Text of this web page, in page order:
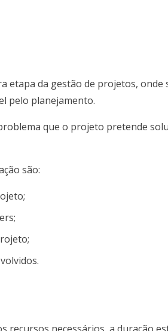
etapa da gestão de projetos, onde
pelo planejamento.
que o projeto pretende
são: